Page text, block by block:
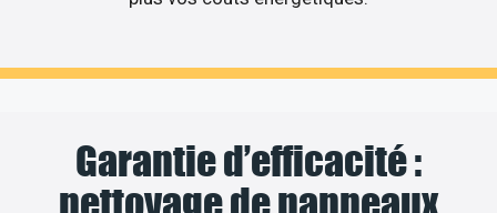
Garantie d’efficacité :